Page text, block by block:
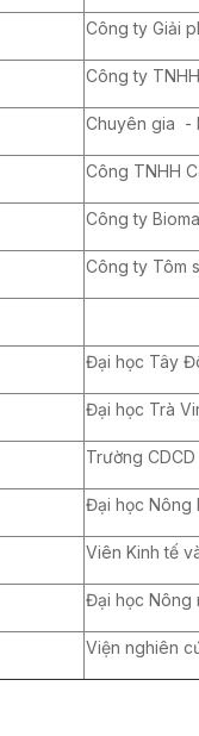
Công ty Giải
Công ty
Chuyên gia -
Công TNHH
Công ty
Công ty Tôm
Đại học Tây
Đại học Trà
Trường CDCD
Đại học Nông
Viên Kinh tế
Đại học Nông
Viện nghiên